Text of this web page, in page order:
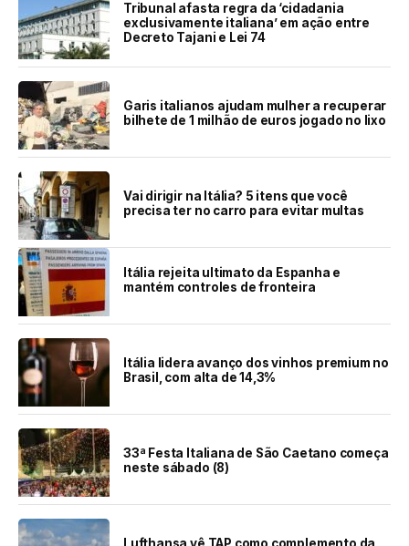
Tribunal afasta regra da ‘cidadania
exclusivamente italiana’ em ação entre
Decreto Tajani e Lei 74
Garis italianos ajudam mulher a recuperar
bilhete de 1 milhão de euros jogado no lixo
Vai dirigir na Itália? 5 itens que você
precisa ter no carro para evitar multas
Itália rejeita ultimato da Espanha e
mantém controles de fronteira
Itália lidera avanço dos vinhos premium no
Brasil, com alta de 14,3%
33ª Festa Italiana de São Caetano começa
neste sábado (8)